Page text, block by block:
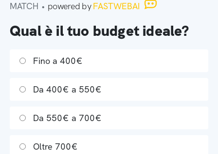
MATCH • powered byFASTWEBAI
Qual è il tuo budget ideale?
Fino a 400€
Da 400€ a 550€
Da 550€ a 700€
Oltre 700€